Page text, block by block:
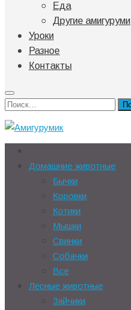
Еда
Другие амигуруми
Уроки
Разное
Контакты
Найти:
Домашние животные
Бычки
Коровки
Котики
Мышки
Свинки
Собачки
Все
Лесные животные
Зайчики